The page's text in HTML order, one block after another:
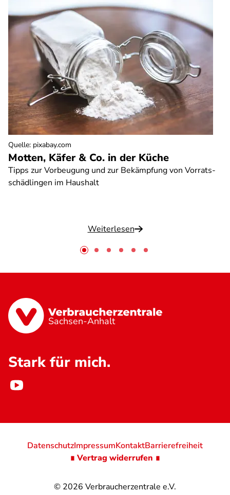
Motten, Käfer & Co. in der Küche
Tipps zur Vorbeugung und zur Bekämpfung von Vorrats-
schädlingen im Haushalt
Weiterlesen
Quelle: pixabay.com
Sachsen-Anhalt
Stark für mich.
© 2026 Verbraucherzentrale e.V.
DatenschutzImpressumKontaktBarrierefreiheit
∎ Vertrag widerrufen ∎